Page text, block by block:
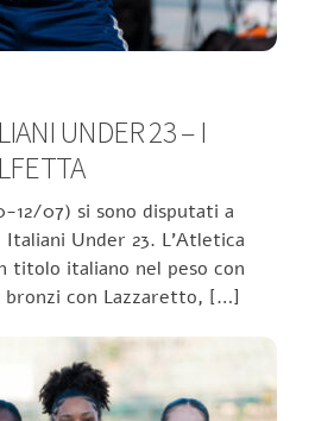
UNDER 23 – I
12/07) si sono disputati a
Under 23. L’Atletica
titolo italiano nel peso con
con Lazzaretto, […]